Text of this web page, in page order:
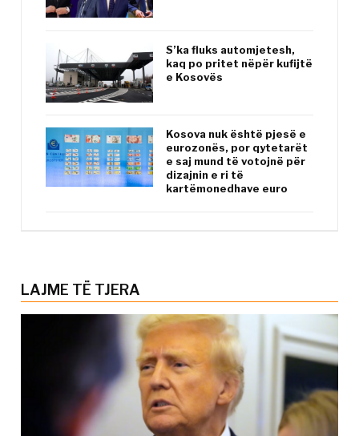
S’ka fluks automjetesh,
kaq po pritet nëpër kufijtë
e Kosovës
Kosova nuk është pjesë e
eurozonës, por qytetarët
e saj mund të votojnë për
dizajnin e ri të
kartëmonedhave euro
LAJME TË TJERA